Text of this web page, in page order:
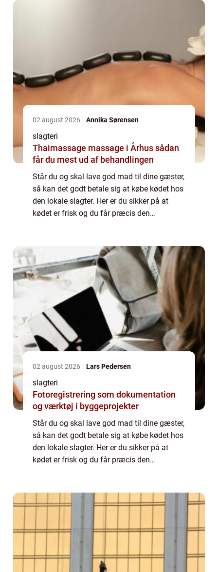
02 august 2026 Annika Sørensen
slagteri
Thaimassage massage i Århus sådan
får du mest ud af behandlingen
Står du og skal lave god mad til dine gæster,
så kan det godt betale sig at købe kødet hos
den lokale slagter. Her er du sikker på at
kødet er frisk og du får præcis den
02 august 2026 Lars Pedersen
slagteri
Fotoregistrering som dokumentation
og værktøj i byggeprojekter
Står du og skal lave god mad til dine gæster,
så kan det godt betale sig at købe kødet hos
den lokale slagter. Her er du sikker på at
kødet er frisk og du får præcis den